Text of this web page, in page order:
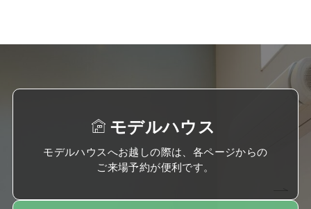
モデルハウス
モデルハウスへお越しの際は、各ページからの
ご来場予約が便利です。